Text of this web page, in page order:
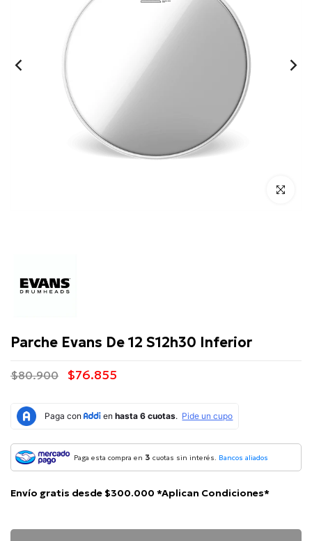
Click para
Parche Evans De 12 S12h30 Inferior
$80.900 $76.855
Paga esta compra en 3 cuotas sin interés. Bancos aliados
Envío gratis desde $300.000 *Aplican Condiciones*